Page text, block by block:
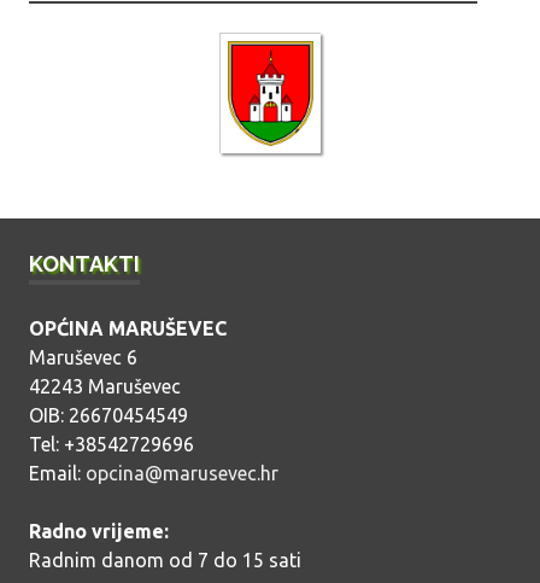
KONTAKTI
OPĆINA MARUŠEVEC
Maruševec 6
42243 Maruševec
OIB: 26670454549
Tel: +38542729696
Email: opcina@marusevec.hr
Radno vrijeme:
Radnim danom od 7 do 15 sati